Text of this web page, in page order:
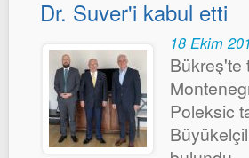
Dr. Suver'i kabul etti
18 Ekim
Bükreş'te
Poleksic